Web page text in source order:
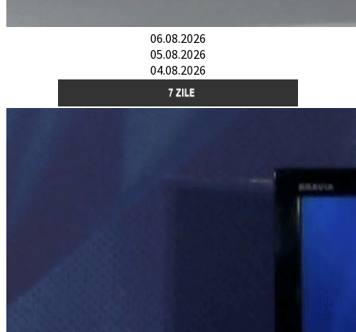
06.08.2026
05.08.2026
04.08.2026